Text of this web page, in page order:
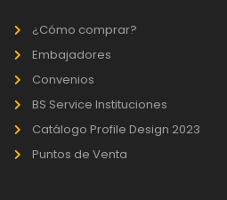
¿Cómo comprar?
Embajadores
Convenios
BS Service Instituciones
Catálogo Profile Design 2023
Puntos de Venta